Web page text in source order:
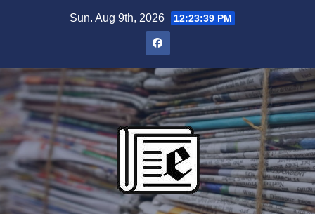
Sun. Aug 9th, 2026 12:23:40 PM